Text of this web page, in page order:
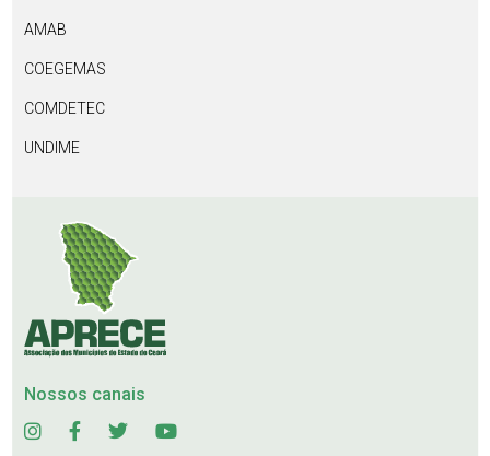
AMAB
COEGEMAS
COMDETEC
UNDIME
Nossos canais